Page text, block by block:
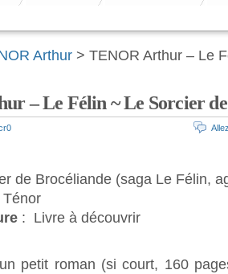
Arthur > TENOR Arthur – Le
– Le Félin ~ Le Sorcier
de Brocéliande (saga Le Félin,
Ténor
: Livre à découvrir
petit roman (si court, 160